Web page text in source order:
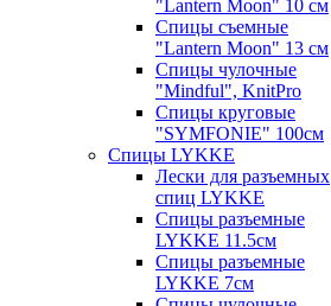
"Lantern Moon" 10 см
Спицы съемные
"Lantern Moon" 13 см
Спицы чулочные
"Mindful", KnitPro
Спицы круговые
"SYMFONIE" 100см
Спицы LYKKE
Лески для разъемных
спиц LYKKE
Спицы разъемные
LYKKE 11.5см
Спицы разъемные
LYKKE 7см